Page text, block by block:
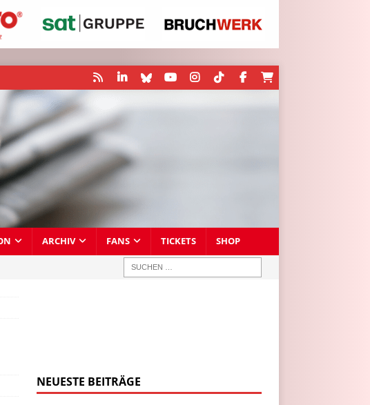
ARCHIV FANS TICKETS SHOP
NEUESTE BEITRÄGE